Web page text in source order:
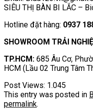
SIÊU THỊ BÀN BI LẮC –
Hotline đặt hàng: 0937
SHOWROOM TRẢI
TP.HCM: 685 Âu Cơ,
HCM (Lầu 02 Trung Tâm
Post Views: 1.045
This entry was posted in
permalink.